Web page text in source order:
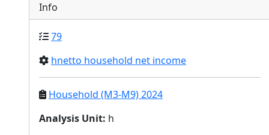
Info
79
hnetto household net income
Household (M3-M9) 2024
Analysis Unit: h